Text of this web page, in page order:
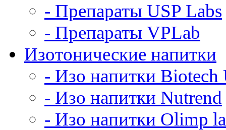
- Препараты USP Labs
- Препараты VPLab
Изотонические напитки
- Изо напитки Biotech
- Изо напитки Nutrend
- Изо напитки Olimp